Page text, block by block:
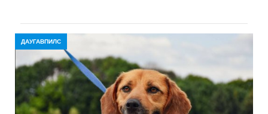
ДАУГАВПИЛС